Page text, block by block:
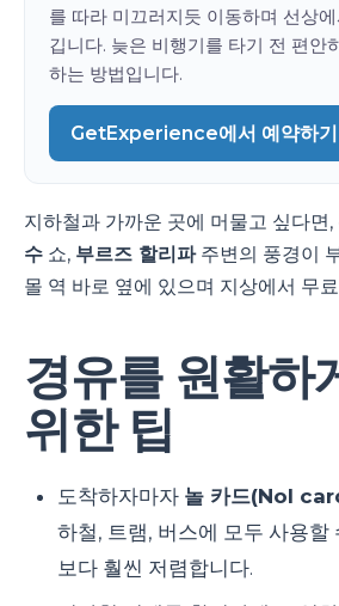
를 따라 미끄러지듯 이동하며 선상
깁니다. 늦은 비행기를 타기 전 편안
하는 방법입니다.
GetExperience에서 예약하
지하철과 가까운 곳에 머물고 싶다면,
수 쇼, 부르즈 할리파주변의 풍경이
몰 역 바로 옆에 있으며 지상에서 무
경유를 원활하
위한 팁
도착하자마자 놀 카드(Nol
하철, 트램, 버스에 모두 사용할
보다 훨씬 저렴합니다.